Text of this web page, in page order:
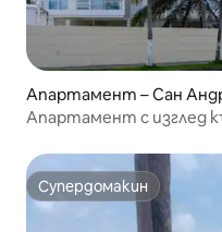
Апартамент – Сан
Апартамент с изглед
Супердомакин
Супердомакин